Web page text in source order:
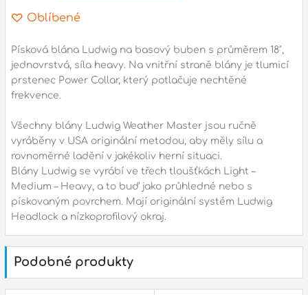
gsm.: +420 777 888 408
tel.: +420 222 782 732
email: prodejna@bici.cz
Otevírací doba
sobota : ZAVŘENO
neděle :ZAVŘENO
státní svátky : ZAVŘENO
Oblíbené
Písková blána Ludwig na basový buben s průměrem 18",
jednovrstvá, síla heavy. Na vnitřní straně blány je tlumicí
prstenec Power Collar, který potlačuje nechtěné
frekvence.
Všechny blány Ludwig Weather Master jsou ručně
vyráběny v USA originální metodou, aby měly sílu a
rovnoměrné ladění v jakékoliv herní situaci.
Blány Ludwig se vyrábí ve třech tloušťkách Light –
Medium – Heavy, a to buď jako průhledné nebo s
pískovaným povrchem. Mají originální systém Ludwig
Headlock a nízkoprofilový okraj.
Podobné produkty